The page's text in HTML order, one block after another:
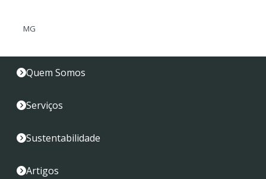
MG
Quem Somos
Serviços
Sustentabilidade
Artigos